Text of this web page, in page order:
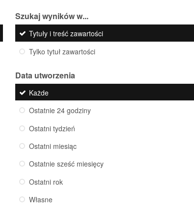
Szukaj wyników w...
Tytuły i treść zawartości
Tylko tytuł zawartości
Data utworzenia
Każde
Ostatnie 24 godziny
Ostatni tydzień
Ostatni miesiąc
Ostatnie sześć miesięcy
Ostatni rok
Własne